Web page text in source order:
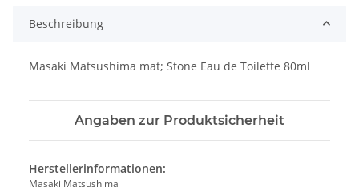
Beschreibung
Masaki Matsushima mat; Stone Eau de Toilette 80ml
Angaben zur Produktsicherheit
Herstellerinformationen:
Masaki Matsushima